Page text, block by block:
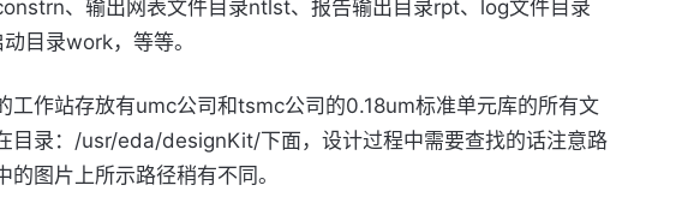
、输出网表文件目录ntlst、报告输出目录rpt、log文件目录
目录work，等等。
工作站存放有umc公司和tsmc公司的0.18um标准单元库的所有文
目录：/usr/eda/designKit/下面，设计过程中需要查找的话注意路
的图片上所示路径稍有不同。